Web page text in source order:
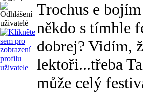
Trochus e
někdo s tímhle
dobrej? Vidím,
lektoři...třeba
může celý